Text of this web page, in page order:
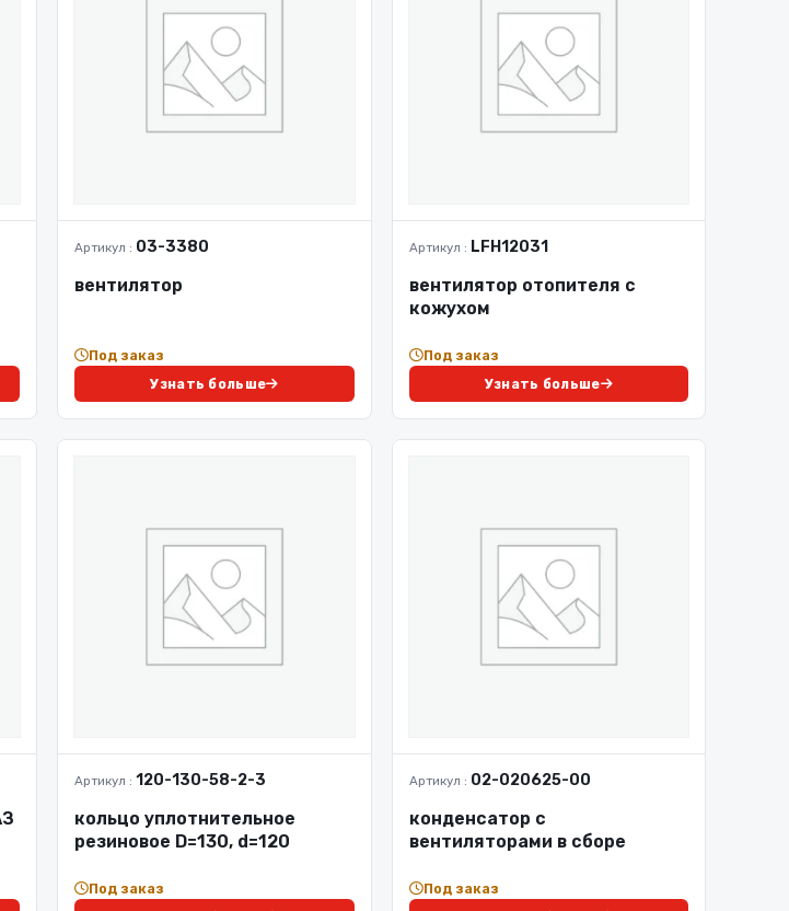
Артикул : 03-3380
вентилятор
Под заказ
Узнать больше
Артикул : LFH12031
вентилятор отопителя с
кожухом
Под заказ
Узнать больше
Артикул :120-130-58-2-3
кольцо уплотнительное
резиновое D=130, d=120
Под заказ
Артикул : 02-020625-00
конденсатор с
вентиляторами в сборе
Под заказ